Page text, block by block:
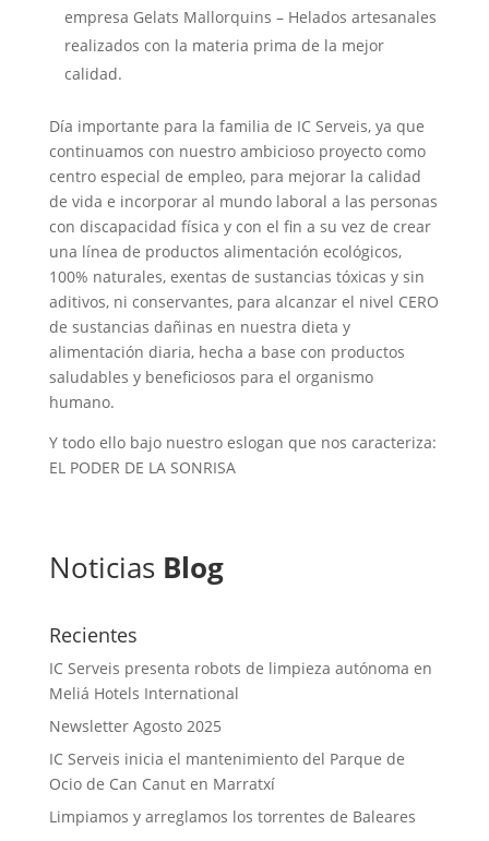
empresa Gelats Mallorquins – Helados artesanales
realizados con la materia prima de la mejor
calidad.
Día importante para la familia de IC Serveis, ya que
continuamos con nuestro ambicioso proyecto como
centro especial de empleo, para mejorar la calidad
de vida e incorporar al mundo laboral a las personas
con discapacidad física y con el fin a su vez de crear
una línea de productos alimentación ecológicos,
100% naturales, exentas de sustancias tóxicas y sin
aditivos, ni conservantes, para alcanzar el nivel CERO
de sustancias dañinas en nuestra dieta y
alimentación diaria, hecha a base con productos
saludables y beneficiosos para el organismo
humano.
Y todo ello bajo nuestro eslogan que nos caracteriza:
EL PODER DE LA SONRISA
Noticias Blog
Recientes
IC Serveis presenta robots de limpieza autónoma en
Meliá Hotels International
Newsletter Agosto 2025
IC Serveis inicia el mantenimiento del Parque de
Ocio de Can Canut en Marratxí
Limpiamos y arreglamos los torrentes de Baleares